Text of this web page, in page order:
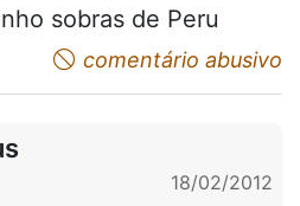
sobras de Peru
appreciate
comentário abusivo
18/02/2012